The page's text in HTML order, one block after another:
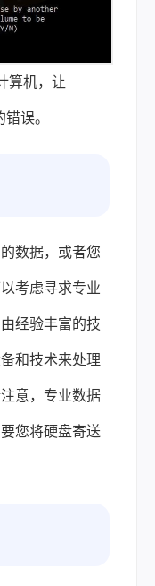
算机，让
误。
数据，或者您
考虑寻求专业
经验丰富的技
和技术来处理
意，专业数据
您将硬盘寄送